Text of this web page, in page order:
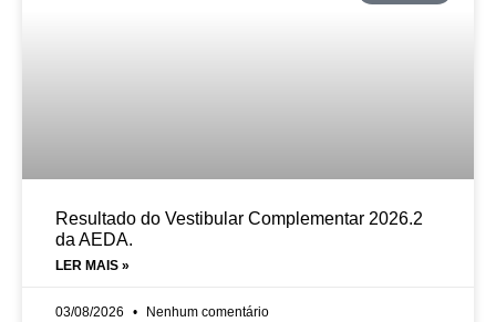
Resultado do Vestibular Complementar 2026.2
da AEDA.
LER MAIS »
03/08/2026 Nenhum comentário